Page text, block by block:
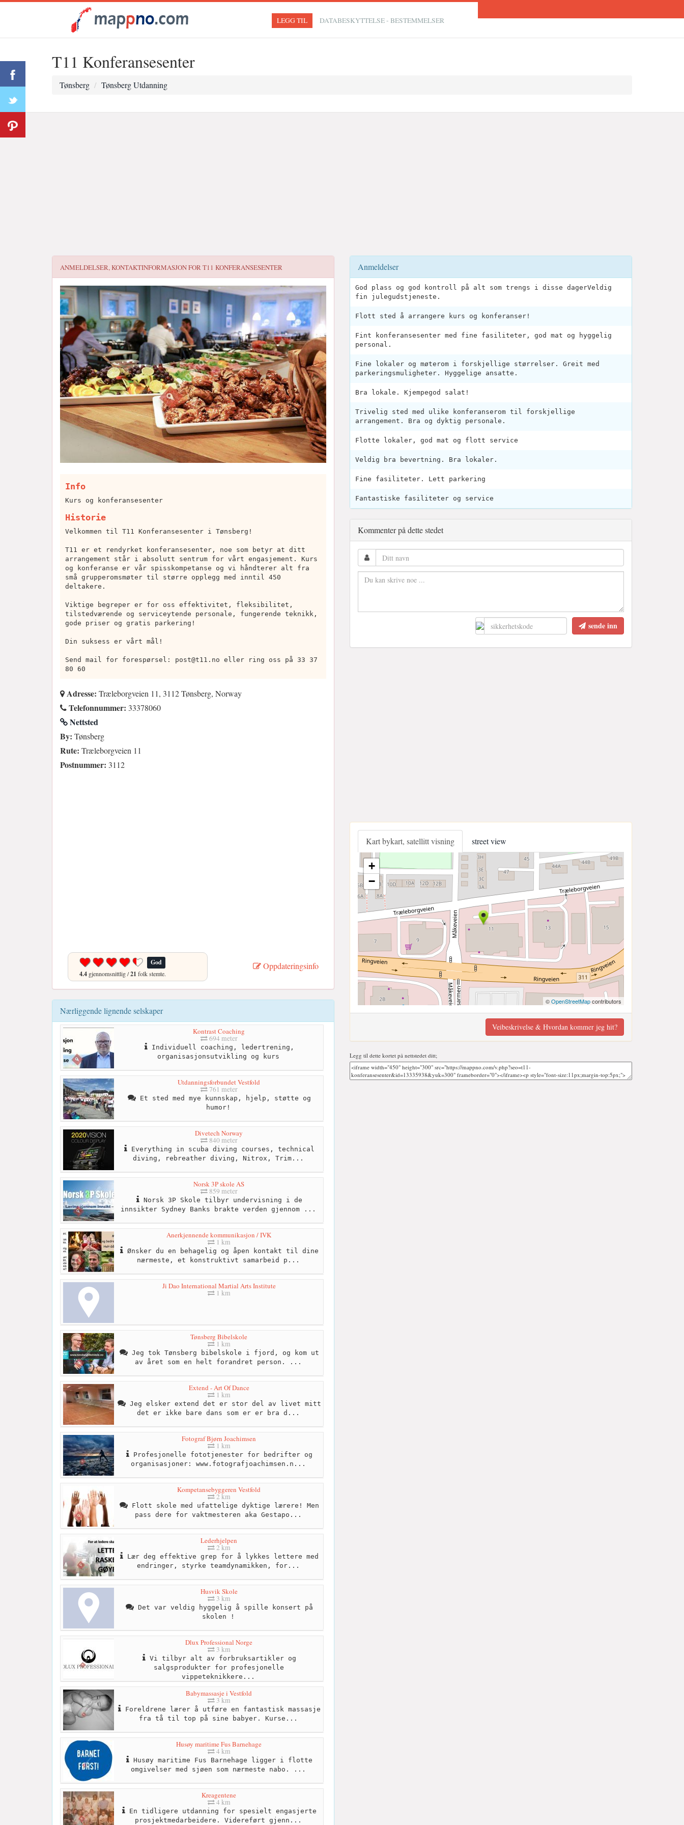
LEGG TIL DATABESKYTTELSE - BESTEMMELSER
T11 Konferansesenter
Tønsberg Tønsberg Utdanning
ANMELDELSER, KONTAKTINFORMASJON FORT11 KONFERANSESENTER
Info
Kurs og konferansesenter
Historie
Velkommen til T11 Konferansesenter i Tønsberg!
T11 er et rendyrket konferansesenter, noe som betyr at ditt
arrangement står i absolutt sentrum for vårt engasjement. Kurs
og konferanse er vår spisskompetanse og vi håndterer alt fra
små grupperomsmøter til større opplegg med inntil 450
deltakere.
Viktige begreper er for oss effektivitet, fleksibilitet,
tilstedværende og serviceytende personale, fungerende teknikk,
gode priser og gratis parkering!
Din suksess er vårt mål!
Send mail for forespørsel: post@t11.no eller ring oss på 33 37
80 60
Adresse: Træleborgveien 11, 3112 Tønsberg, Norway
Telefonnummer: 33378060
Nettsted
By: Tønsberg
Rute: Træleborgveien 11
Postnummer: 3112
God
4.4 gjennomsnittlig /21 folk stemte.
Oppdateringsinfo
Nærliggende lignende selskaper
Kontrast Coaching
694 meter
Individuell coaching, ledertrening,
organisasjonsutvikling og kurs
Utdanningsforbundet Vestfold
761 meter
Et sted med mye kunnskap, hjelp, støtte og
humor!
Divetech Norway
840 meter
Everything in scuba diving courses, technical
diving, rebreather diving, Nitrox, Trim...
Norsk 3P skole AS
859 meter
Norsk 3P Skole tilbyr undervisning i de
innsikter Sydney Banks brakte verden gjennom ...
Anerkjennende kommunikasjon / IVK
1 km
Ønsker du en behagelig og åpen kontakt til dine
nærmeste, et konstruktivt samarbeid p...
Ji Dao International Martial Arts Institute
1 km
Tønsberg Bibelskole
1 km
Jeg tok Tønsberg bibelskole i fjord, og kom ut
av året som en helt forandret person. ...
Extend - Art Of Dance
1 km
Jeg elsker extend det er stor del av livet mitt
det er ikke bare dans som er er bra d...
Fotograf Bjørn Joachimsen
1 km
Profesjonelle fototjenester for bedrifter og
organisasjoner: www.fotografjoachimsen.n...
Kompetansebyggeren Vestfold
2 km
Flott skole med ufattelige dyktige lærere! Men
pass dere for vaktmesteren aka Gestapo...
Lederhjelpen
2 km
Lær deg effektive grep for å lykkes lettere med
endringer, styrke teamdynamikken, for...
Husvik Skole
3 km
Det var veldig hyggelig å spille konsert på
skolen !
Dlux Professional Norge
3 km
Vi tilbyr alt av forbruksartikler og
salgsprodukter for profesjonelle
vippeteknikkere...
Babymassasje i Vestfold
3 km
Foreldrene lærer å utføre en fantastisk massasje
fra tå til top på sine babyer. Kurse...
Husøy maritime Fus Barnehage
4 km
Husøy maritime Fus Barnehage ligger i flotte
omgivelser med sjøen som nærmeste nabo. ...
Kreagentene
4 km
En tidligere utdanning for spesielt engasjerte
prosjektmedarbeidere. Videreført gjenn...
Anmeldelser
God plass og god kontroll på alt som trengs i disse dagerVeldig
fin julegudstjeneste.
Flott sted å arrangere kurs og konferanser!
Fint konferansesenter med fine fasiliteter, god mat og hyggelig
personal.
Fine lokaler og møterom i forskjellige størrelser. Greit med
parkeringsmuligheter. Hyggelige ansatte.
Bra lokale. Kjempegod salat!
Trivelig sted med ulike konferanserom til forskjellige
arrangement. Bra og dyktig personale.
Flotte lokaler, god mat og flott service
Veldig bra bevertning. Bra lokaler.
Fine fasiliteter. Lett parkering
Fantastiske fasiliteter og service
Kommenter på dette stedet
sende inn
Kart bykart, satellitt visning street view
+
−
©OpenStreetMapcontributors
Veibeskrivelse & Hvordan kommer jeg hit?
Legg til dette kortet på nettstedet ditt;